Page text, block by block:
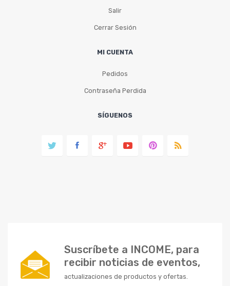
Salir
Cerrar Sesión
MI CUENTA
Pedidos
Contraseña Perdida
SÍGUENOS
Suscríbete a INCOME, para
recibir noticias de eventos,
actualizaciones de productos y ofertas.